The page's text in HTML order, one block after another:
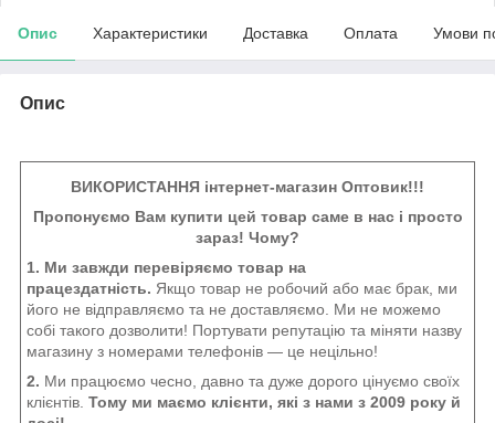
Опис Характеристики Доставка Оплата Умови
Опис
ВИКОРИСТАННЯ інтернет-магазин Оптовик!!!
Пропонуємо Вам купити цей товар саме в нас і просто
зараз! Чому?
1. Ми завжди перевіряємо товар на
працездатність. Якщо товар не робочий або має брак, ми
його не відправляємо та не доставляємо. Ми не можемо
собі такого дозволити! Портувати репутацію та міняти назву
магазину з номерами телефонів — це нецільно!
2. Ми працюємо чесно, давно та дуже дорого цінуємо своїх
клієнтів. Тому ми маємо клієнти, які з нами з 2009 року й